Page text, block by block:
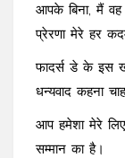
आपके बिना, मैं
प्रेरणा मेरे हर
फादर्स डे के इस
धन्यवाद कहना
आप हमेशा मेरे
सम्मान का है।